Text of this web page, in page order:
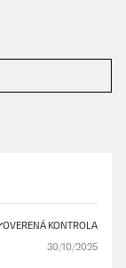
OVERENÁ KONTROLA
30/10/2025